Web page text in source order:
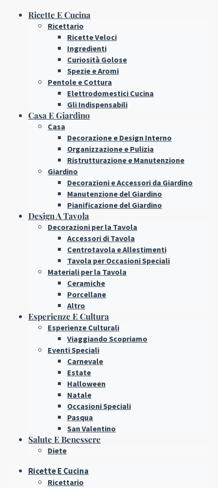
Ricette E Cucina
Ricettario
Ricette Veloci
Ingredienti
Curiosità Golose
Spezie e Aromi
Pentole e Cottura
Elettrodomestici Cucina
Gli Indispensabili
Casa E Giardino
Casa
Decorazione e Design Interno
Organizzazione e Pulizia
Ristrutturazione e Manutenzione
Giardino
Decorazioni e Accessori da Giardino
Manutenzione del Giardino
Pianificazione del Giardino
Design A Tavola
Decorazioni per la Tavola
Accessori di Tavola
Centrotavola e Allestimenti
Tavola per Occasioni Speciali
Materiali per la Tavola
Ceramiche
Porcellane
Altro
Esperienze E Cultura
Esperienze Culturali
Viaggiando Scopriamo
Eventi Speciali
Carnevale
Estate
Halloween
Natale
Occasioni Speciali
Pasqua
San Valentino
Salute E Benessere
Diete
Ricette E Cucina
Ricettario